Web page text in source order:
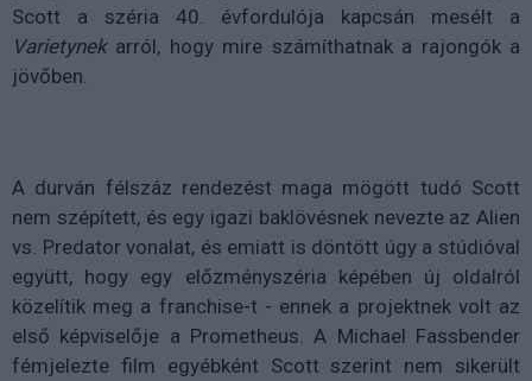
Scott a széria 40. évfordulója kapcsán mesélt a
Varietynekarról, hogy mire számíthatnak a rajongók a
jövőben.
A durván félszáz rendezést maga mögött tudó Scott
nem szépített, és egy igazi baklövésnek nevezte az Alien
vs. Predator vonalat, és emiatt is döntött úgy a stúdióval
együtt, hogy egy előzményszéria képében új oldalról
közelítik meg a franchise-t - ennek a projektnek volt az
első képviselője a Prometheus. A Michael Fassbender
fémjelezte film egyébként Scott szerint nem sikerült